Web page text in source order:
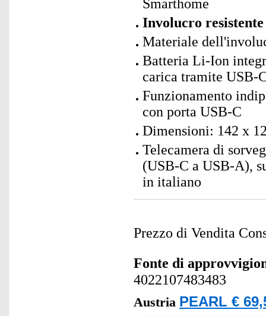
Smarthome
Involucro
Materiale
Batteria Li-Ion
carica tramite USB-
Funzionamento
con porta USB-C
Dimensioni: 142 x
Telecamera di
(USB-C a USB-A),
in italiano
Prezzo di Vendita
Fonte di
4022107483483
Austria PEARL €